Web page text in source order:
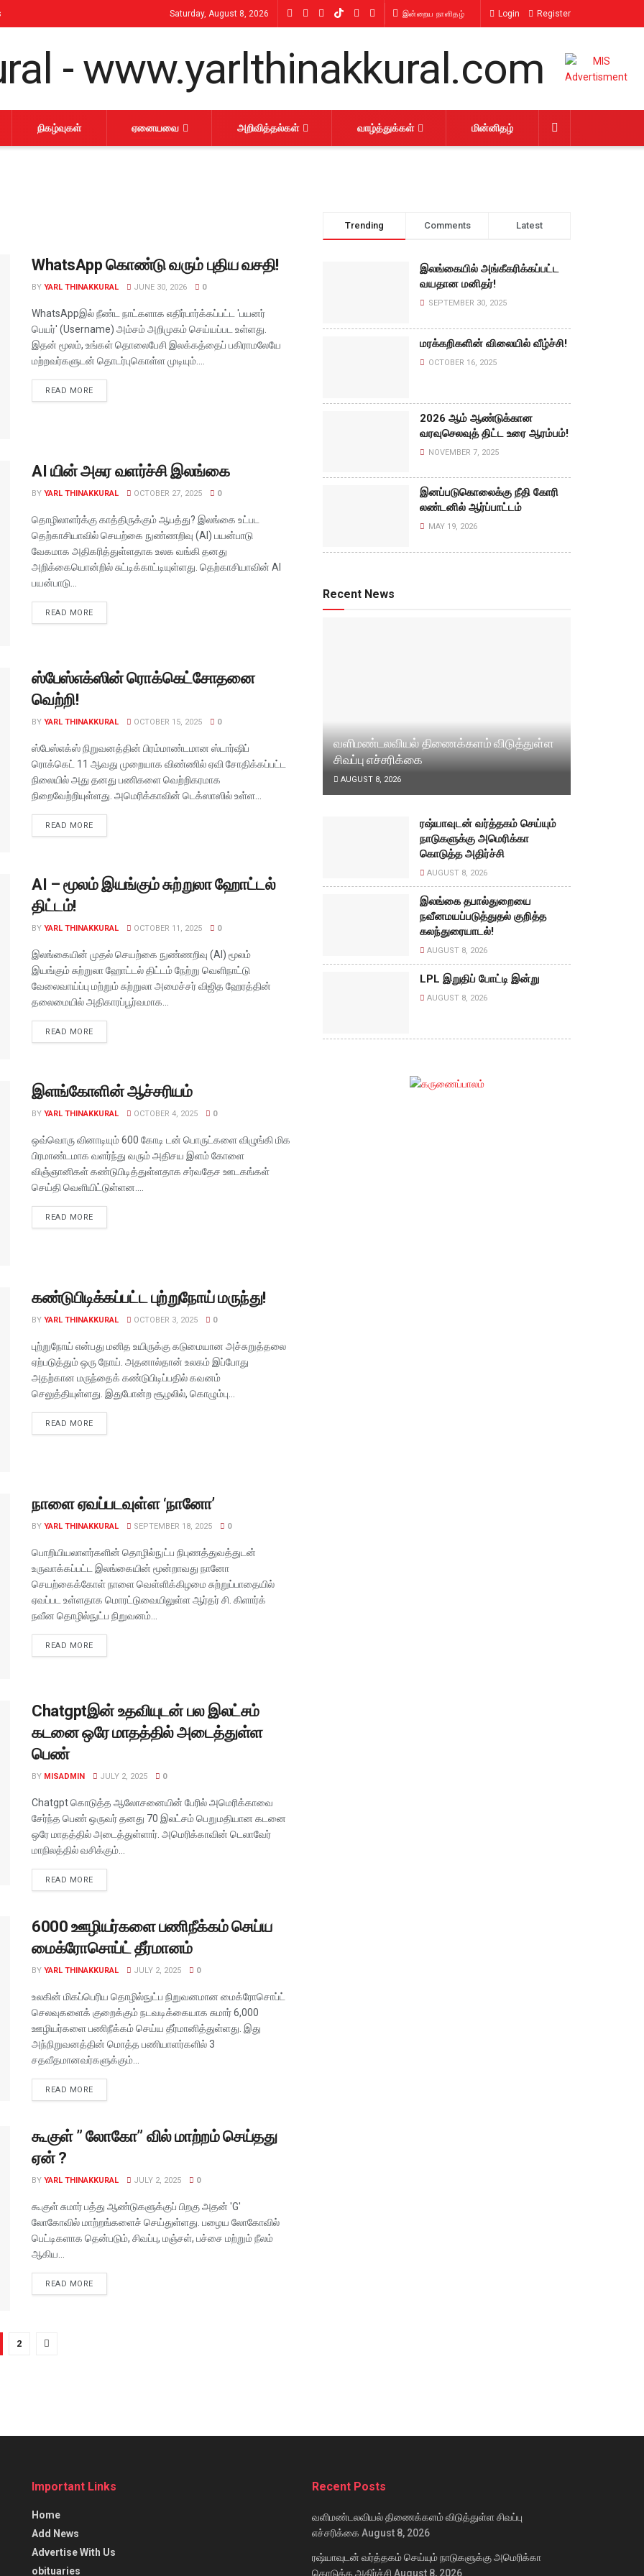
Saturday, August 8, 2026 இன்றைய நாளிதழ் Login Register
நிகழ்வுகள் ஏனையவை அறிவித்தல்கள் வாழ்த்துக்கள் மின்னிதழ்
WhatsApp கொண்டு வரும் புதிய வசதி!
BY YARL THINAKKURAL JUNE 30, 2026 0
WhatsAppஇல் நீண்ட நாட்களாக எதிர்பார்க்கப்பட்ட 'பயனர்
பெயர்' (Username) அம்சம் அறிமுகம் செய்யப்பட உள்ளது.
இதன் மூலம், உங்கள் தொலைபேசி இலக்கத்தைப் பகிராமலேயே
மற்றவர்களுடன் தொடர்புகொள்ள முடியும்....
READ MORE
AI யின் அசுர வளர்ச்சி இலங்கை
BY YARL THINAKKURAL OCTOBER 27, 2025 0
தொழிலாளர்க்கு காத்திருக்கும் ஆபத்து? இலங்கை உட்பட
தெற்காசியாவில் செயற்கை நுண்ணறிவு (AI) பயன்பாடு
வேகமாக அதிகரித்துள்ளதாக உலக வங்கி தனது
அறிக்கையொன்றில் சுட்டிக்காட்டியுள்ளது. தெற்காசியாவின் AI
பயன்பாடு...
READ MORE
ஸ்பேஸ்எக்ஸின் ரொக்கெட்சோதனை
வெற்றி!
BY YARL THINAKKURAL OCTOBER 15, 2025 0
ஸ்பேஸ்எக்ஸ் நிறுவனத்தின் பிரம்மாண்டமான ஸ்டார்ஷிப்
ரொக்கெட் 11 ஆவது முறையாக விண்ணில் ஏவி சோதிக்கப்பட்ட
நிலையில் அது தனது பணிகளை வெற்றிகரமாக
நிறைவேற்றியுள்ளது. அமெரிக்காவின் டெக்ஸாஸில் உள்ள...
READ MORE
AI – மூலம் இயங்கும் சுற்றுலா ஹோட்டல்
திட்டம்!
BY YARL THINAKKURAL OCTOBER 11, 2025 0
இலங்கையின் முதல் செயற்கை நுண்ணறிவு (AI) மூலம்
இயங்கும் சுற்றுலா ஹோட்டல் திட்டம் நேற்று வெளிநாட்டு
வேலைவாய்ப்பு மற்றும் சுற்றுலா அமைச்சர் விஜித ஹேரத்தின்
தலைமையில் அதிகாரப்பூர்வமாக...
READ MORE
இளங்கோளின் ஆச்சரியம்
BY YARL THINAKKURAL OCTOBER 4, 2025 0
ஒவ்வொரு வினாடியும் 600 கோடி டன் பொருட்களை விழுங்கி மிக
பிரமாண்டமாக வளர்ந்து வரும் அதிசய இளம் கோளை
விஞ்ஞானிகள் கண்டுபிடித்துள்ளதாக சர்வதேச ஊடகங்கள்
செய்தி வெளியிட்டுள்ளன....
READ MORE
கண்டுபிடிக்கப்பட்ட புற்றுநோய் மருந்து!
BY YARL THINAKKURAL OCTOBER 3, 2025 0
புற்றுநோய் என்பது மனித உயிருக்கு கடுமையான அச்சுறுத்தலை
ஏற்படுத்தும் ஒரு நோய். அதனால்தான் உலகம் இப்போது
அதற்கான மருந்தைக் கண்டுபிடிப்பதில் கவனம்
செலுத்தியுள்ளது. இதுபோன்ற சூழலில், கொழும்பு...
READ MORE
நாளை ஏவப்படவுள்ள ‘நானோ’
BY YARL THINAKKURAL SEPTEMBER 18, 2025 0
பொறியியலாளர்களின் தொழில்நுட்ப நிபுணத்துவத்துடன்
உருவாக்கப்பட்ட இலங்கையின் மூன்றாவது நானோ
செயற்கைக்கோள் நாளை வெள்ளிக்கிழமை சுற்றுப்பாதையில்
ஏவப்பட உள்ளதாக மொரட்டுவையிலுள்ள ஆர்தர் சி. கிளார்க்
நவீன தொழில்நுட்ப நிறுவனம்...
READ MORE
Chatgptஇன் உதவியுடன் பல இலட்சம்
கடனை ஒரே மாதத்தில் அடைத்துள்ள
பெண்
BY MISADMIN JULY 2, 2025 0
Chatgpt கொடுத்த ஆலோசனையின் பேரில் அமெரிக்காவை
சேர்ந்த பெண் ஒருவர் தனது 70 இலட்சம் பெறுமதியான கடனை
ஒரே மாதத்தில் அடைத்துள்ளார். அமெரிக்காவின் டெலாவேர்
மாநிலத்தில் வசிக்கும்...
READ MORE
6000 ஊழியர்களை பணிநீக்கம் செய்ய
மைக்ரோசொப்ட் தீர்மானம்
BY YARL THINAKKURAL JULY 2, 2025 0
உலகின் மிகப்பெரிய தொழில்நுட்ப நிறுவனமான மைக்ரோசொப்ட்
செலவுகளைக் குறைக்கும் நடவடிக்கையாக சுமார் 6,000
ஊழியர்களை பணிநீக்கம் செய்ய தீர்மானித்துள்ளது. இது
அந்நிறுவனத்தின் மொத்த பணியாளர்களில் 3
சதவீதமானவர்களுக்கும்...
READ MORE
கூகுள் ” லோகோ” வில் மாற்றம் செய்தது
ஏன் ?
BY YARL THINAKKURAL JULY 2, 2025 0
கூகுள் சுமார் பத்து ஆண்டுகளுக்குப் பிறகு அதன் 'G'
லோகோவில் மாற்றங்களைச் செய்துள்ளது. பழைய லோகோவில்
பெட்டிகளாக தென்படும், சிவப்பு, மஞ்சள், பச்சை மற்றும் நீலம்
ஆகிய...
READ MORE
2
Trending Comments Latest
இலங்கையில் அங்கீகரிக்கப்பட்ட
வயதான மனிதர்!
SEPTEMBER 30, 2025
மரக்கறிகளின் விலையில் வீழ்ச்சி!
OCTOBER 16, 2025
2026 ஆம் ஆண்டுக்கான
வரவுசெலவுத் திட்ட உரை ஆரம்பம்!
NOVEMBER 7, 2025
இனப்படுகொலைக்கு நீதி கோரி
லண்டனில் ஆர்ப்பாட்டம்
MAY 19, 2026
Recent News
வளிமண்டலவியல் திணைக்களம் விடுத்துள்ள
சிவப்பு எச்சரிக்கை
AUGUST 8, 2026
ரஷ்யாவுடன் வர்த்தகம் செய்யும்
நாடுகளுக்கு அமெரிக்கா
கொடுத்த அதிர்ச்சி
AUGUST 8, 2026
இலங்கை தபால்துறையை
நவீனமயப்படுத்துதல் குறித்த
கலந்துரையாடல்!
AUGUST 8, 2026
LPL இறுதிப் போட்டி இன்று
AUGUST 8, 2026
Important Links
Home
Add News
Advertise With Us
obituaries
Recent Posts
வளிமண்டலவியல் திணைக்களம் விடுத்துள்ள சிவப்பு
எச்சரிக்கை August 8, 2026
ரஷ்யாவுடன் வர்த்தகம் செய்யும் நாடுகளுக்கு அமெரிக்கா
கொடுத்த அதிர்ச்சி August 8, 2026